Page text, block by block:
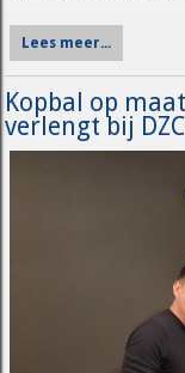
Lees meer...
Kopbal op
verlengt bij